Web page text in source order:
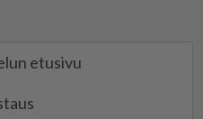
etusivu